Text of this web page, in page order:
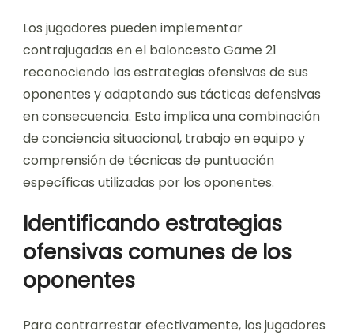
Los jugadores pueden implementar
contrajugadas en el baloncesto Game 21
reconociendo las estrategias ofensivas de sus
oponentes y adaptando sus tácticas defensivas
en consecuencia. Esto implica una combinación
de conciencia situacional, trabajo en equipo y
comprensión de técnicas de puntuación
específicas utilizadas por los oponentes.
Identificando estrategias
ofensivas comunes de los
oponentes
Para contrarrestar efectivamente, los jugadores